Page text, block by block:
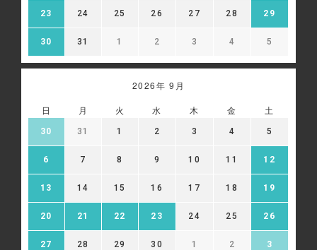
23 24 25 26 27 28 29
30 31 1 2 3 4 5
2026年 9月
日 月 火 水 木 金 土
30 31 1 2 3 4 5
6 7 8 9 10 11 12
13 14 15 16 17 18 19
20 21 22 23 24 25 26
27 28 29 30 1 2 3